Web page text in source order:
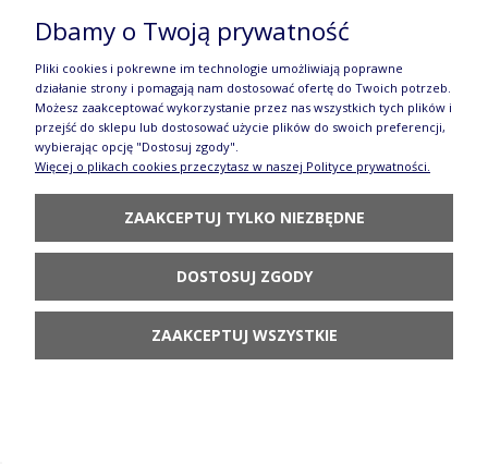
Filiżanka Ceramika Bolesławiec V 0,35 L GU1379
DEKDU60
107,90 zł
DO KOSZYKA
Dbamy o Twoją prywatność
Pliki cookies i pokrewne im technologie umożliwiają poprawne
działanie strony i pomagają nam dostosować ofertę do Twoich potrzeb.
Możesz zaakceptować wykorzystanie przez nas wszystkich tych plików i
przejść do sklepu lub dostosować użycie plików do swoich preferencji,
wybierając opcję "Dostosuj zgody".
Więcej o plikach cookies przeczytasz w naszej Polityce prywatności.
ZAAKCEPTUJ TYLKO NIEZBĘDNE
DOSTOSUJ ZGODY
ZAAKCEPTUJ WSZYSTKIE